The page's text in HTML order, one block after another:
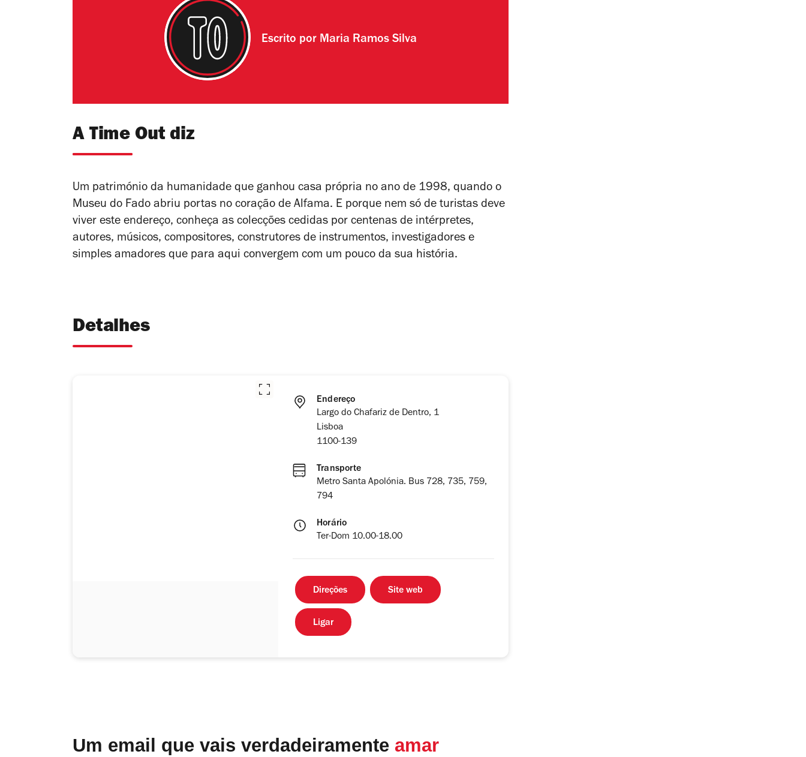
Escrito por Maria Ramos Silva
A Time Out diz
Um património da humanidade que ganhou casa própria no ano de 1998, quando o
Museu do Fado abriu portas no coração de Alfama. E porque nem só de turistas deve
viver este endereço, conheça as colecções cedidas por centenas de intérpretes,
autores, músicos, compositores, construtores de instrumentos, investigadores e
simples amadores que para aqui convergem com um pouco da sua história.
Detalhes
Endereço
Largo do Chafariz de Dentro, 1
Lisboa
1100-139
Transporte
Metro Santa Apolónia. Bus 728, 735, 759,
794
Horário
Ter-Dom 10.00-18.00
Direções Site web
Ligar
Um email que vais verdadeiramente amar